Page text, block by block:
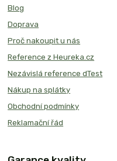
Blog
Doprava
Proč nakoupit u nás
Reference z Heureka.cz
Nezávislá reference dTest
Nákup na splátky
Obchodní podmínky
Reklamační řád